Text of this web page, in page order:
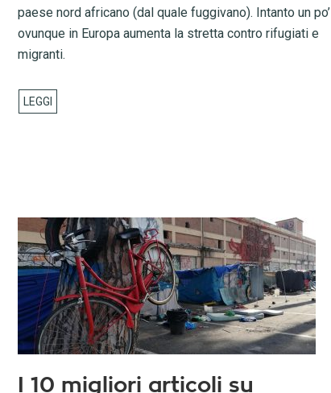
paese nord africano (dal quale fuggivano). Intanto un po’
ovunque in Europa aumenta la stretta contro rifugiati e
migranti.
I 10 migliori articoli su